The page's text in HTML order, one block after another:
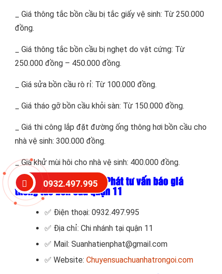
_ Giá thông tắc bồn cầu bị tắc giấy vệ sinh: Từ 250.000
đồng.
_ Giá thông tắc bồn cầu bị nghẹt do vật cứng: Từ
250.000 đồng – 450.000 đồng.
_ Giá sửa bồn cầu rò rỉ: Từ 100.000 đồng.
_ Giá tháo gỡ bồn cầu khỏi sàn: Từ 150.000 đồng.
_ Giá thi công lắp đặt đường ống thông hơi bồn cầu cho
nhà vệ sinh: 300.000 đồng.
_ Giá khử mùi hôi cho nhà vệ sinh: 400.000 đồng.
Thông tin liên hệ Tiến Phát tư vấn báo giá
thông tắc bồn cầu quận 11
✅ Điện thoại: 0932.497.995
✅ Địa chỉ: Chi nhánh tại quận 11
✅ Mail: Suanhatienphat@gmail.com
✅ Website: Chuyensuachuanhatrongoi.com
0932.497.995